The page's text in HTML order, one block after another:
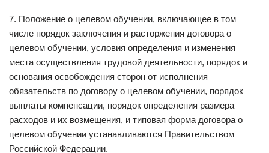
7. Положение о целевом обучении, включающее в том
числе порядок заключения и расторжения договора о
целевом обучении, условия определения и изменения
места осуществления трудовой деятельности, порядок и
основания освобождения сторон от исполнения
обязательств по договору о целевом обучении, порядок
выплаты компенсации, порядок определения размера
расходов и их возмещения, и типовая форма договора о
целевом обучении устанавливаются Правительством
Российской Федерации.